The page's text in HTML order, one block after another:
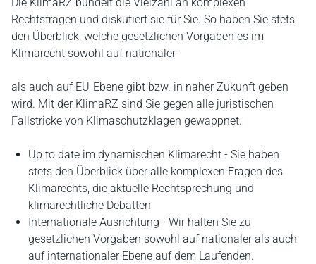
Rechtsfragen und diskutiert sie für Sie. So haben Sie stets
den Überblick, welche gesetzlichen Vorgaben es im
Klimarecht sowohl auf nationaler
als auch auf EU-Ebene gibt bzw. in naher Zukunft geben
wird. Mit der KlimaRZ sind Sie gegen alle juristischen
Fallstricke von Klimaschutzklagen gewappnet.
Up to date im dynamischen Klimarecht - Sie haben
stets den Überblick über alle komplexen Fragen des
Klimarechts, die aktuelle Rechtsprechung und
klimarechtliche Debatten
Internationale Ausrichtung - Wir halten Sie zu
gesetzlichen Vorgaben sowohl auf nationaler als auch
auf internationaler Ebene auf dem Laufenden.